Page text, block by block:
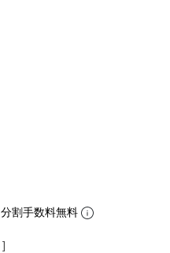
割手数料無料